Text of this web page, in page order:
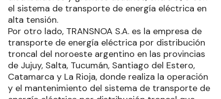
el sistema de transporte de energía eléctrica en
alta tensión.
Por otro lado, TRANSNOA S.A. es la empresa de
transporte de energía eléctrica por distribución
troncal del noroeste argentino en las provincias
de Jujuy, Salta, Tucumán, Santiago del Estero,
Catamarca y La Rioja, donde realiza la operación
y el mantenimiento del sistema de transporte de